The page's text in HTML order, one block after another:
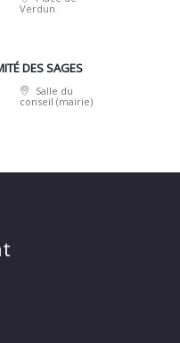
Verdun
DES SAGES
Salle du
conseil (mairie)